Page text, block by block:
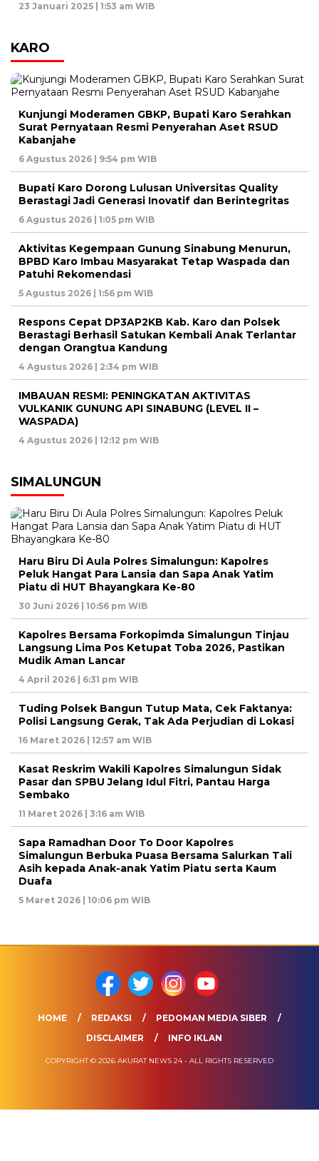
23 Januari 2025 | 1:53 am WIB
KARO
Kunjungi Moderamen GBKP, Bupati Karo Serahkan
Surat Pernyataan Resmi Penyerahan Aset RSUD
Kabanjahe
6 Agustus 2026 | 9:54 pm WIB
Bupati Karo Dorong Lulusan Universitas Quality
Berastagi Jadi Generasi Inovatif dan Berintegritas
6 Agustus 2026 | 1:05 pm WIB
Aktivitas Kegempaan Gunung Sinabung Menurun,
BPBD Karo Imbau Masyarakat Tetap Waspada dan
Patuhi Rekomendasi
5 Agustus 2026 | 1:56 pm WIB
Respons Cepat DP3AP2KB Kab. Karo dan Polsek
Berastagi Berhasil Satukan Kembali Anak Terlantar
dengan Orangtua Kandung
4 Agustus 2026 | 2:34 pm WIB
IMBAUAN RESMI: PENINGKATAN AKTIVITAS
VULKANIK GUNUNG API SINABUNG (LEVEL II –
WASPADA)
4 Agustus 2026 | 12:12 pm WIB
SIMALUNGUN
Haru Biru Di Aula Polres Simalungun: Kapolres
Peluk Hangat Para Lansia dan Sapa Anak Yatim
Piatu di HUT Bhayangkara Ke-80
30 Juni 2026 | 10:56 pm WIB
Kapolres Bersama Forkopimda Simalungun Tinjau
Langsung Lima Pos Ketupat Toba 2026, Pastikan
Mudik Aman Lancar
4 April 2026 | 6:31 pm WIB
Tuding Polsek Bangun Tutup Mata, Cek Faktanya:
Polisi Langsung Gerak, Tak Ada Perjudian di Lokasi
16 Maret 2026 | 12:57 am WIB
Kasat Reskrim Wakili Kapolres Simalungun Sidak
Pasar dan SPBU Jelang Idul Fitri, Pantau Harga
Sembako
11 Maret 2026 | 3:16 am WIB
Sapa Ramadhan Door To Door Kapolres
Simalungun Berbuka Puasa Bersama Salurkan Tali
Asih kepada Anak-anak Yatim Piatu serta Kaum
Duafa
5 Maret 2026 | 10:06 pm WIB
HOME REDAKSI
PEDOMAN MEDIA SIBER
DISCLAIMER
INFO IKLAN
COPYRIGHT © 2026 AKURAT NEWS 24 - ALL RIGHTS RESERVED